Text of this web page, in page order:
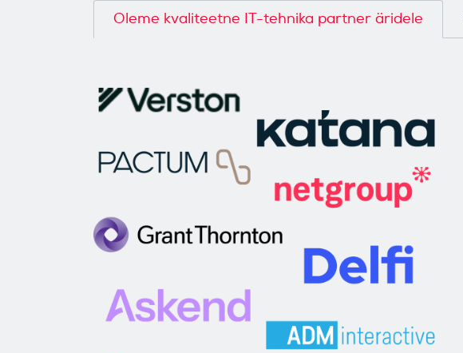
Oleme kvaliteetne IT-tehnika partner äridele